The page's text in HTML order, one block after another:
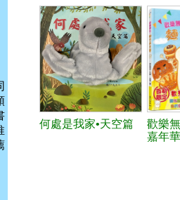
何處是我家•天空篇
歡樂
嘉年華